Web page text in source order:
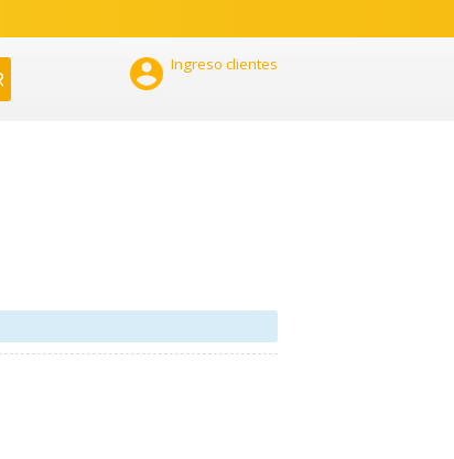
 Ingreso clientes